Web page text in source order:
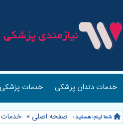
خدمات دندان پزشکی خدمات
صفحه اصلی »